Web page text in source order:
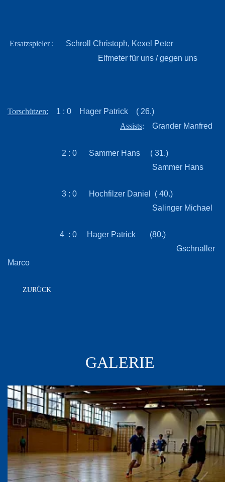
Ersatzspieler: Schroll Christoph, Kexel Peter
Elfmeter für uns / gegen uns
Torschützen: 1 : 0 Hager Patrick ( 26.)
Assists: Grander Manfred
2 : 0 Sammer Hans ( 31.)
Sammer Hans
3 : 0 Hochfilzer Daniel ( 40.)
Salinger Michael
4 : 0 Hager Patrick (80.)
Gschnaller
Marco
ZURÜCK
GALERIE